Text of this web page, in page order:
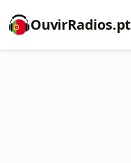
OuvirRadios.pt